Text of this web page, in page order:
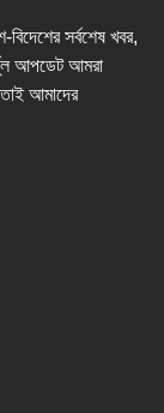
সর্বশেষ খবর,
আপডেট আমরা
আমাদের